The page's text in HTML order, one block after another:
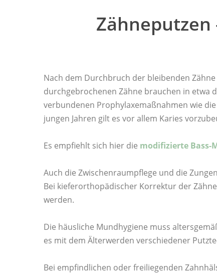
Zähneputzen
Nach dem Durchbruch der bleibenden
durchgebrochenen Zähne brauchen in etwa
verbundenen Prophylaxemaßnahmen wie
jungen Jahren gilt es vor allem Karies
Es empfiehlt sich hier die modifizierte Bass-
Auch die Zwischenraumpflege und die
Bei kieferorthopädischer Korrektur der
werden.
Die häusliche Mundhygiene muss
es mit dem Älterwerden verschiedener
Bei empfindlichen oder freiliegenden